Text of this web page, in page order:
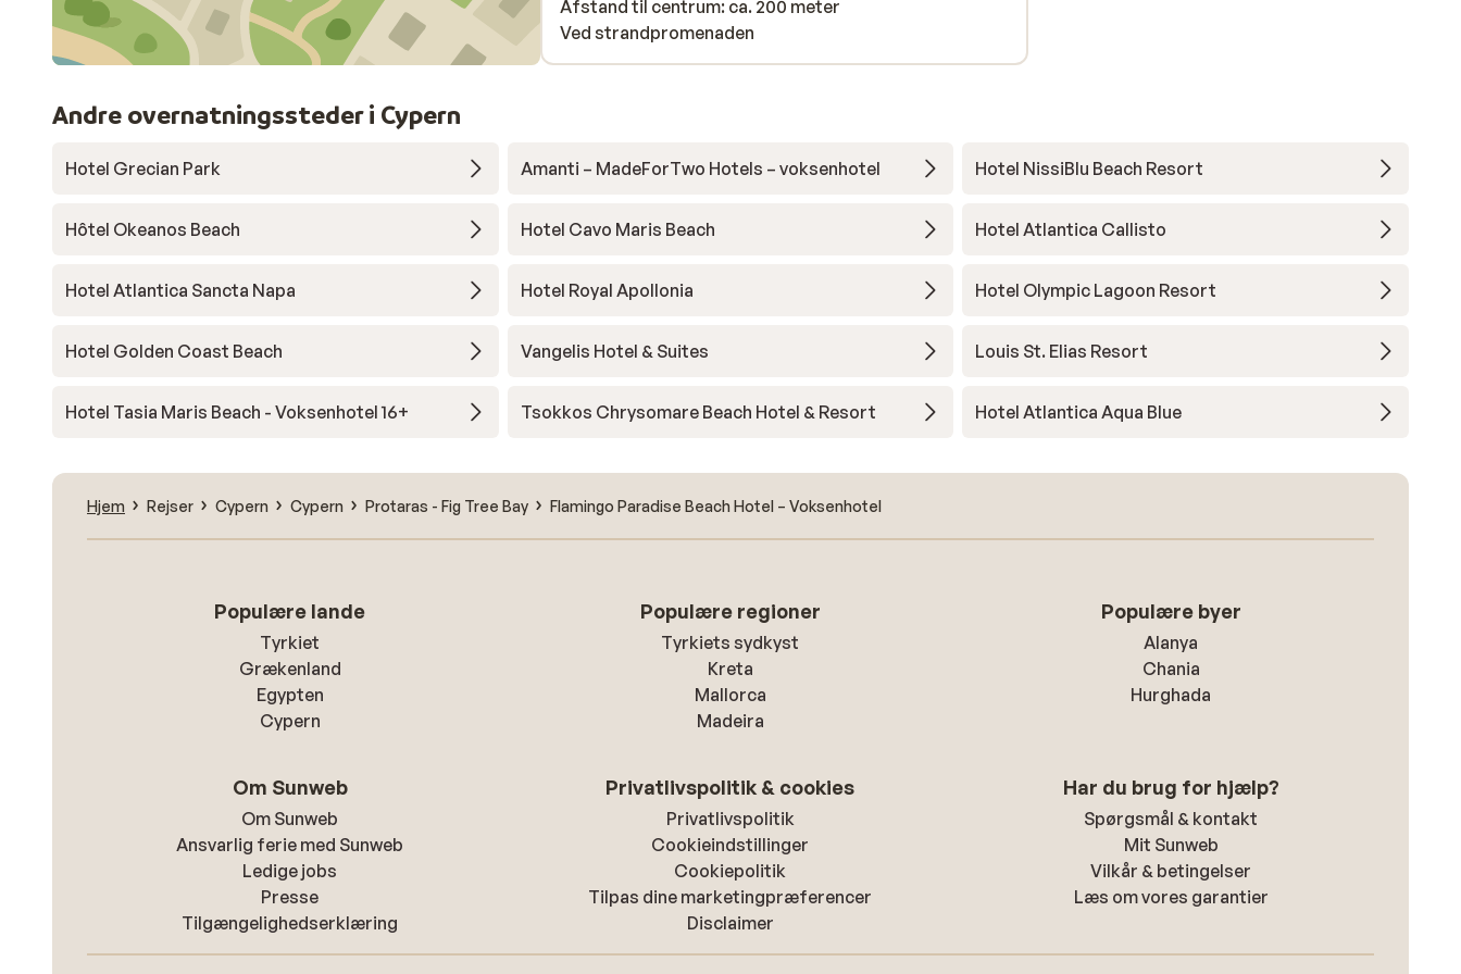
Afstand til centrum: ca. 200 meter
Ved strandpromenaden
Andre overnatningssteder i Cypern
Hotel Grecian Park Amanti – MadeForTwo Hotels – voksenhotel Hotel NissiBlu Beach Resort
Hôtel Okeanos Beach Hotel Cavo Maris Beach Hotel Atlantica Callisto
Hotel Atlantica Sancta Napa Hotel Royal Apollonia Hotel Olympic Lagoon Resort
Hotel Golden Coast Beach Vangelis Hotel & Suites Louis St. Elias Resort
Hotel Tasia Maris Beach - Voksenhotel 16+ Tsokkos Chrysomare Beach Hotel & Resort Hotel Atlantica Aqua Blue
Hjem Rejser Cypern Cypern Protaras - Fig Tree Bay Flamingo Paradise Beach Hotel – Voksenhotel
Populære lande
Tyrkiet
Grækenland
Egypten
Cypern
Populære regioner
Tyrkiets sydkyst
Kreta
Mallorca
Madeira
Populære byer
Alanya
Chania
Hurghada
Om Sunweb
Om Sunweb
Ansvarlig ferie med Sunweb
Ledige jobs
Presse
Tilgængelighedserklæring
Privatlivspolitik & cookies
Privatlivspolitik
Cookieindstillinger
Cookiepolitik
Tilpas dine marketingpræferencer
Disclaimer
Har du brug for hjælp?
Spørgsmål & kontakt
Mit Sunweb
Vilkår & betingelser
Læs om vores garantier